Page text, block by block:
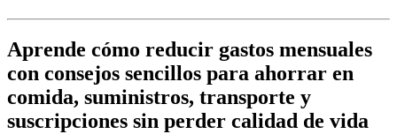
Aprende cómo reducir gastos mensuales
con consejos sencillos para ahorrar en
comida, suministros, transporte y
suscripciones sin perder calidad de vida